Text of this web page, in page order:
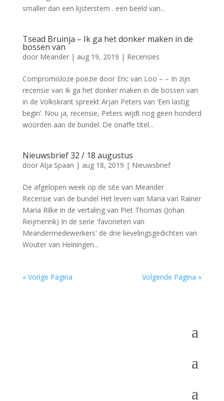
smaller dan een lijsterstem . een beeld van...
Tsead Bruinja – Ik ga het donker maken in de
bossen van
door Meander| aug 19, 2019 | Recensies
Compromisloze poëzie door Eric van Loo – – In zijn
recensie van Ik ga het donker maken in de bossen van
in de Volkskrant spreekt Arjan Peters van ‘Een lastig
begin’. Nou ja, recensie, Peters wijdt nog geen honderd
woorden aan de bundel. De onaffe titel...
Nieuwsbrief 32 / 18 augustus
door Alja Spaan | aug 18, 2019 | Nieuwsbrief
De afgelopen week op de site van Meander
Recensie van de bundel Het leven van Maria van Rainer
Maria Rilke in de vertaling van Piet Thomas (Johan
Reijmerink) In de serie 'favorieten van
Meandermedewerkers' de drie lievelingsgedichten van
Wouter van Heiningen...
« Vorige Pagina Volgende Pagina »